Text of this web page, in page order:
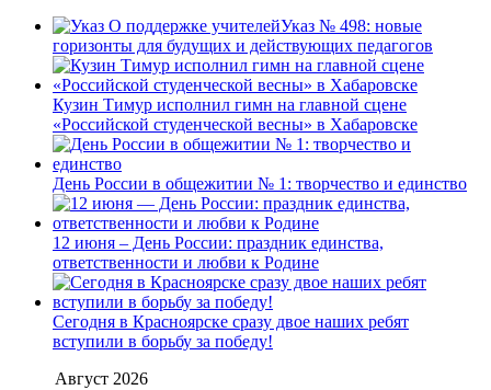
Указ № 498: новые
горизонты для будущих и действующих педагогов
Кузин Тимур исполнил гимн на главной сцене
«Российской студенческой весны» в Хабаровске
День России в общежитии № 1: творчество и единство
12 июня – День России: праздник единства,
ответственности и любви к Родине
Сегодня в Красноярске сразу двое наших ребят
вступили в борьбу за победу!
Август 2026